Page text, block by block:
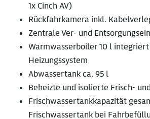
1x Cinch AV)
Rückfahrkamera inkl.
Zentrale Ver- und
Warmwasserboiler 10 l
Heizungssystem
Abwassertank ca. 95 l
Beheizte und isolierte Frisch-
Frischwassertankkapazität
Frischwassertank bei